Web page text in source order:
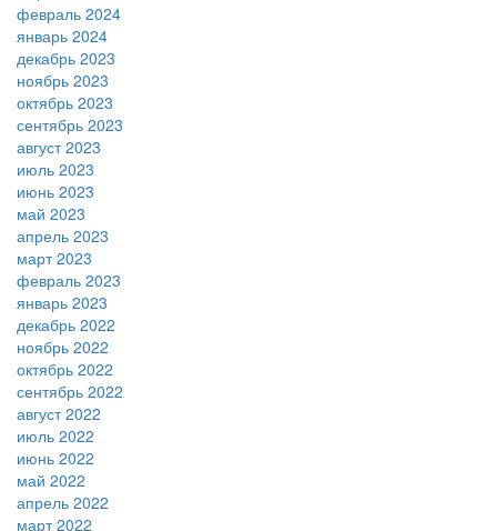
февраль 2024
январь 2024
декабрь 2023
ноябрь 2023
октябрь 2023
сентябрь 2023
август 2023
июль 2023
июнь 2023
май 2023
апрель 2023
март 2023
февраль 2023
январь 2023
декабрь 2022
ноябрь 2022
октябрь 2022
сентябрь 2022
август 2022
июль 2022
июнь 2022
май 2022
апрель 2022
март 2022